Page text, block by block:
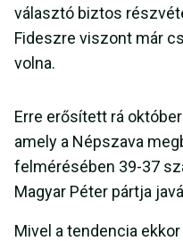
választó biztos
Fideszre viszont már
volna.
Erre erősített rá
amely a Népszava
felmérésében 39-37
Magyar Péter pártja
Mivel a tendencia